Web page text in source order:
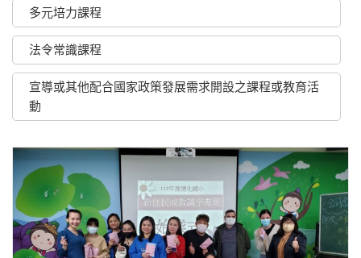
多元培力課程
法令常識課程
宣導或其他配合國家政策發展需求開設之課程或教育活
動